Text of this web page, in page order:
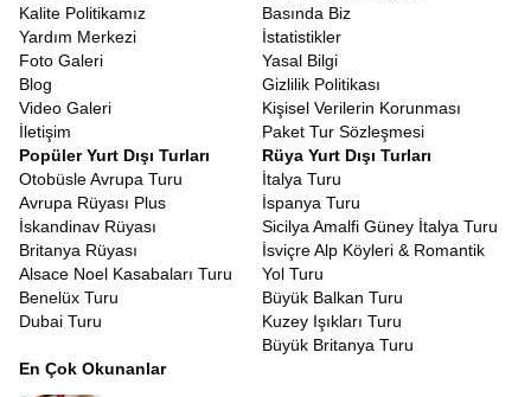
Kalite Politikamız
Yardım Merkezi
Foto Galeri
Blog
Video Galeri
İletişim
Basında Biz
İstatistikler
Yasal Bilgi
Gizlilik Politikası
Kişisel Verilerin Korunması
Paket Tur Sözleşmesi
Popüler Yurt Dışı Turları
Otobüsle Avrupa Turu
Avrupa Rüyası Plus
İskandinav Rüyası
Britanya Rüyası
Alsace Noel Kasabaları Turu
Benelüx Turu
Dubai Turu
Rüya Yurt Dışı Turları
İtalya Turu
İspanya Turu
Sicilya Amalfi Güney İtalya Turu
İsviçre Alp Köyleri & Romantik
Yol Turu
Büyük Balkan Turu
Kuzey Işıkları Turu
Büyük Britanya Turu
En Çok Okunanlar